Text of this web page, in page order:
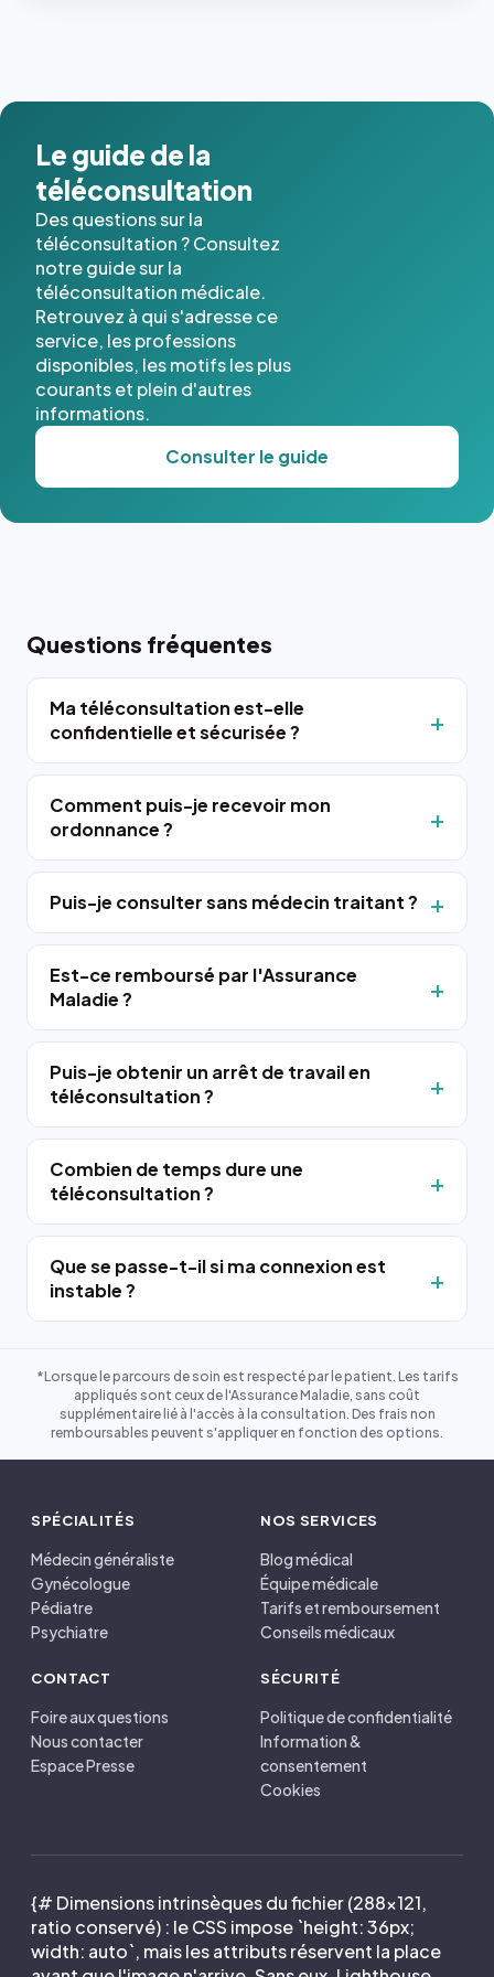
Le guide de la
téléconsultation
Des questions sur la
téléconsultation ? Consultez
notre guide sur la
téléconsultation médicale.
Retrouvez à qui s'adresse ce
service, les professions
disponibles, les motifs les plus
courants et plein d'autres
informations.
Consulter le guide
Questions fréquentes
Ma téléconsultation est-elle
confidentielle et sécurisée ?
Comment puis-je recevoir mon
ordonnance ?
Puis-je consulter sans médecin traitant ?
Est-ce remboursé par l'Assurance
Maladie ?
Puis-je obtenir un arrêt de travail en
téléconsultation ?
Combien de temps dure une
téléconsultation ?
Que se passe-t-il si ma connexion est
instable ?
*Lorsque le parcours de soin est respecté par le patient. Les tarifs
appliqués sont ceux de l'Assurance Maladie, sans coût
supplémentaire lié à l'accès à la consultation. Des frais non
remboursables peuvent s'appliquer en fonction des options.
SPÉCIALITÉS
Médecin généraliste
Gynécologue
Pédiatre
Psychiatre
NOS SERVICES
Blog médical
Équipe médicale
Tarifs et remboursement
Conseils médicaux
CONTACT
Foire aux questions
Nous contacter
Espace Presse
SÉCURITÉ
Politique de confidentialité
Information &
consentement
Cookies
{# Dimensions intrinsèques du fichier (288×121,
ratio conservé) : le CSS impose `height: 36px;
width: auto`, mais les attributs réservent la place